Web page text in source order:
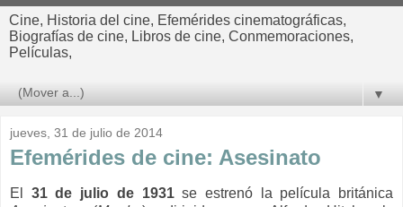
Cine, Historia del cine, Efemérides cinematográficas,
Biografías de cine, Libros de cine, Conmemoraciones,
Películas,
▼
jueves, 31 de julio de 2014
Efemérides de cine: Asesinato
El 31 de julio de 1931se estrenó la película británica